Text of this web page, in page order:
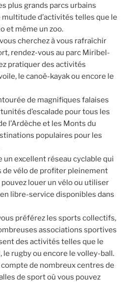
plus grands parcs urbains
multitude d’activités telles que le
et même un zoo.
cherchez à vous rafraîchir
rendez-vous au parc Miribel-
pratiquer des activités
le canoë-kayak ou encore le
de magnifiques falaises
d’escalade pour tous les
l’Ardèche et les Monts du
populaires pour les
un excellent réseau cyclable qui
de vélo de profiter pleinement
louer un vélo ou utiliser
libre-service disponibles dans
préférez les sports collectifs,
associations sportives
des activités telles que le
le rugby ou encore le volley-ball.
compte de nombreux centres de
de sport où vous pouvez